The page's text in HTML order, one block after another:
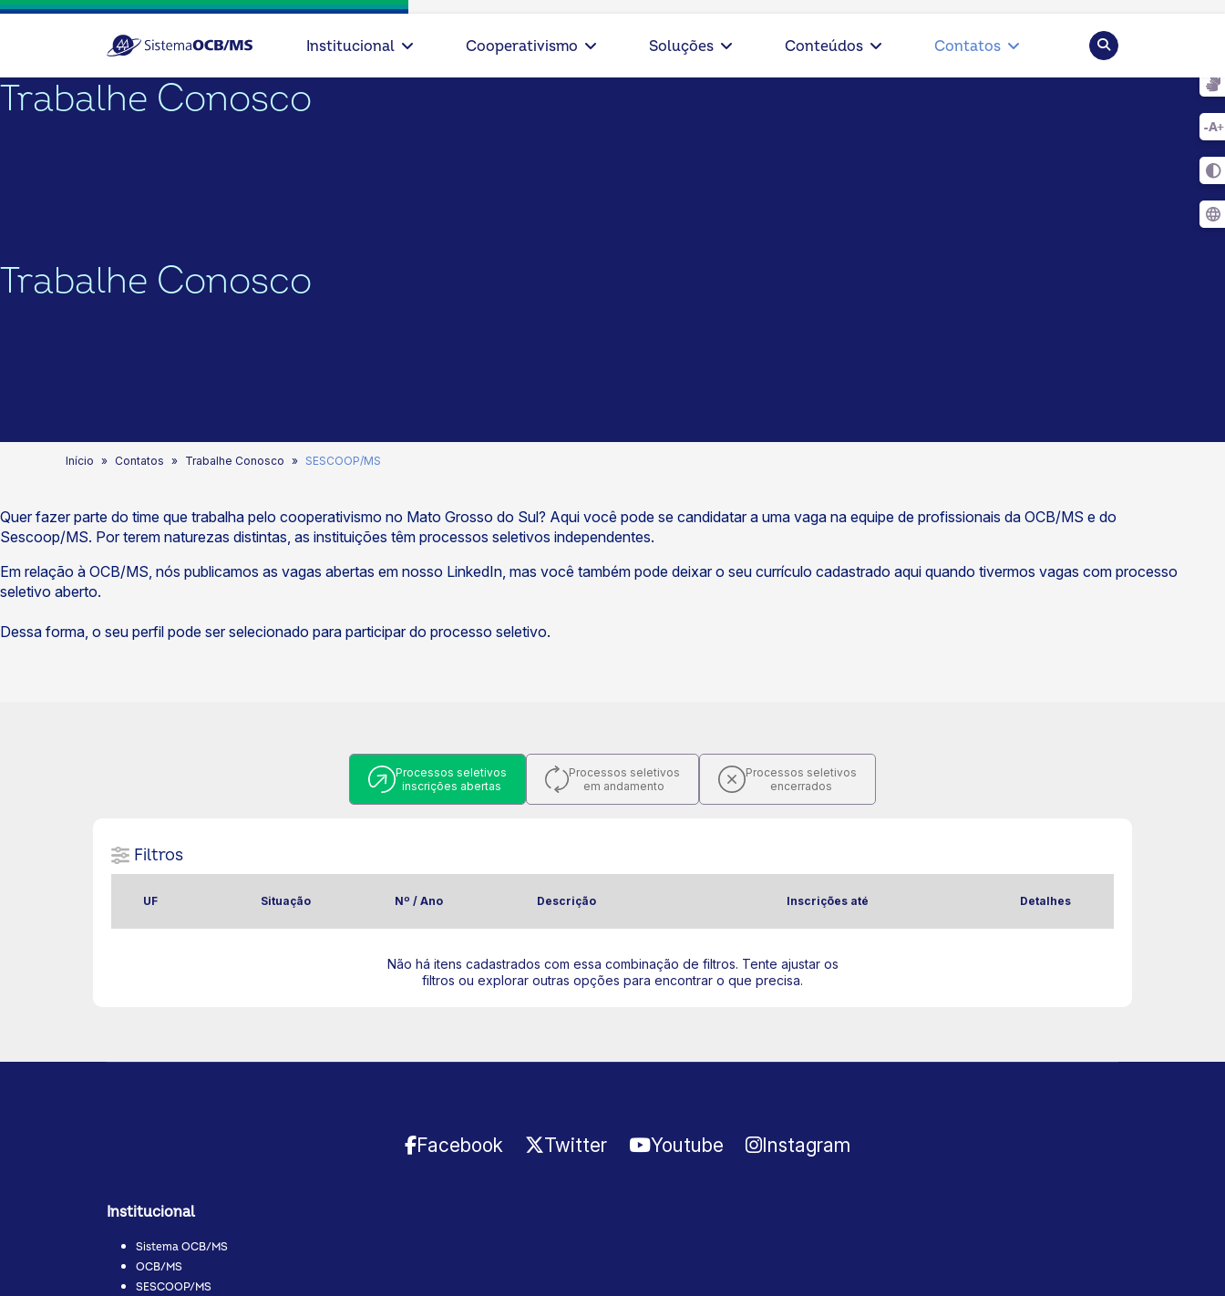
Institucional Cooperativismo Soluções Conteúdos Contatos Pesquisar
Trabalhe Conosco
Trabalhe Conosco
Início Contatos Trabalhe Conosco SESCOOP/MS
Quer fazer parte do time que trabalha pelo cooperativismo no Mato Grosso do Sul? Aqui você pode se candidatar a uma vaga na equipe de profissionais da OCB/MS e do
Sescoop/MS. Por terem naturezas distintas, as instituições têm processos seletivos independentes.
Em relação à OCB/MS, nós publicamos as vagas abertas em nosso LinkedIn, mas você também pode deixar o seu currículo cadastrado aqui quando tivermos vagas com processo
seletivo aberto.
Dessa forma, o seu perfil pode ser selecionado para participar do processo seletivo.
Processos seletivos
inscrições abertas
Processos seletivos
em andamento
Processos seletivos
encerrados
Filtros
UF Situação Nº / Ano Descrição Inscrições até Detalhes
Não há itens cadastrados com essa combinação de filtros. Tente ajustar os
filtros ou explorar outras opções para encontrar o que precisa.
Facebook Twitter Youtube Instagram
Institucional
Sistema OCB/MS
OCB/MS
SESCOOP/MS